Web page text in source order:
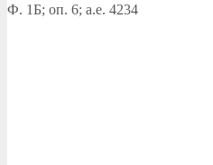
Ф. 1Б; оп. 6; а.е. 4234